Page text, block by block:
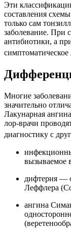
Эти
составления
только сам
заболевание. При
антибиотики, а
симптоматическое
Многие
значительно
Лакунарная
лор-врачи
диагностику с
вызываемое
дифтерия —
Леффлера
ангина